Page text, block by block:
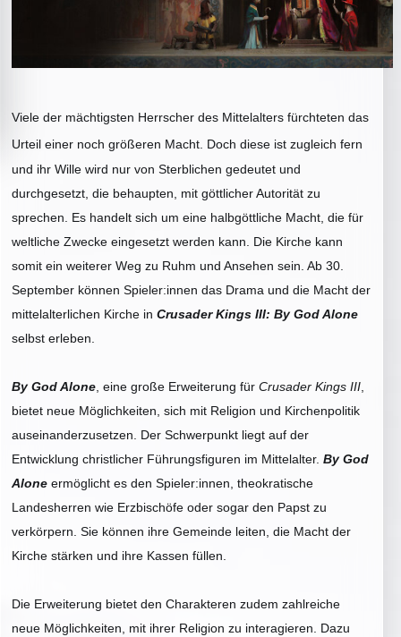
Viele der mächtigsten Herrscher des Mittelalters fürchteten das
Urteil einer noch größeren Macht. Doch diese ist zugleich fern
und ihr Wille wird nur von Sterblichen gedeutet und
durchgesetzt, die behaupten, mit göttlicher Autorität zu
sprechen. Es handelt sich um eine halbgöttliche Macht, die für
weltliche Zwecke eingesetzt werden kann. Die Kirche kann
somit ein weiterer Weg zu Ruhm und Ansehen sein. Ab 30.
September können Spieler:innen das Drama und die Macht der
mittelalterlichen Kirche in Crusader Kings III: By God Alone
selbst erleben.
By God Alone, eine große Erweiterung für Crusader Kings III,
bietet neue Möglichkeiten, sich mit Religion und Kirchenpolitik
auseinanderzusetzen. Der Schwerpunkt liegt auf der
Entwicklung christlicher Führungsfiguren im Mittelalter. By God
Alone ermöglicht es den Spieler:innen, theokratische
Landesherren wie Erzbischöfe oder sogar den Papst zu
verkörpern. Sie können ihre Gemeinde leiten, die Macht der
Kirche stärken und ihre Kassen füllen.
Die Erweiterung bietet den Charakteren zudem zahlreiche
neue Möglichkeiten, mit ihrer Religion zu interagieren. Dazu